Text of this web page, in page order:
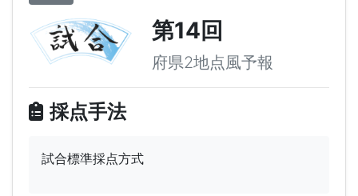
第14回
府県2地点風予報
採点手法
試合標準採点方式